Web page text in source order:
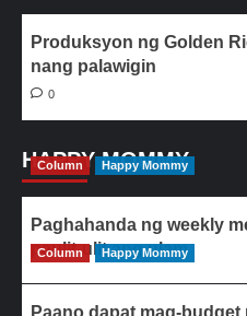
Produksyon ng Golden
nang palawigin
0
HAPPY MOMMY
Column Happy Mommy
Paghahanda ng weekly
paulit-ulit ang ulam
Column Happy Mommy
Paano dapat mag-